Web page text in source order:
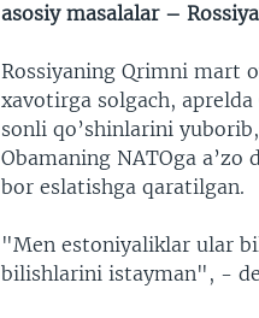
asosiy masalalar –
Rossiyaning Qrimni mart
xavotirga solgach,
sonli qo’shinlarini
Obamaning NATOga
bor eslatishga qaratilgan.
"Men estoniyaliklar ular
bilishlarini istayman", -